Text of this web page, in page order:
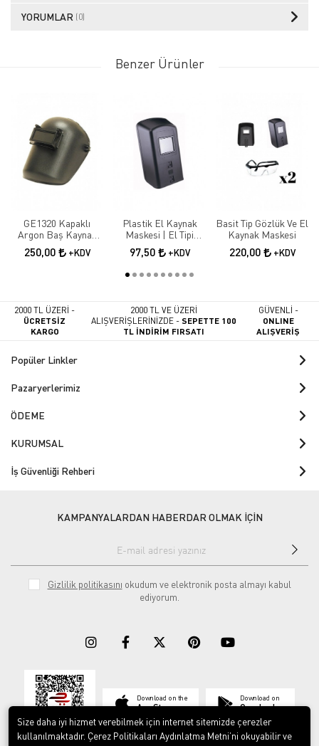
YORUMLAR (0)
Benzer Ürünler
GE1320 Kapaklı
Argon Baş Kaynak
Maskesi
250,00 +KDV
Plastik El Kaynak
Maskesi | El Tipi
Koruyucu Kaynakçı
Maskesi
97,50 +KDV
Basit Tip Gözlük Ve El
Kaynak Maskesi
220,00 +KDV
2000 TL ÜZERİ -
ÜCRETSİZ
KARGO
2000 TL VE ÜZERİ
ALIŞVERİŞLERİNİZDE -SEPETTE 100
TL İNDİRİM FIRSATI
GÜVENLİ -
ONLINE
ALIŞVERİŞ
Popüler Linkler
Pazaryerlerimiz
ÖDEME
KURUMSAL
İş Güvenliği Rehberi
KAMPANYALARDAN HABERDAR OLMAK İÇİN
Gizlilik politikasını okudum ve elektronik posta almayı kabul
ediyorum.
Download on the
App Store
Download on
Google play
Size daha iyi hizmet verebilmek için internet sitemizde çerezler
kullanılmaktadır. Çerez Politikaları Aydınlatma Metni’ni okuyabilir ve